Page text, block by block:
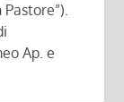
Ap. e